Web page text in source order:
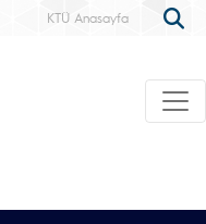
KTÜ Anasayfa